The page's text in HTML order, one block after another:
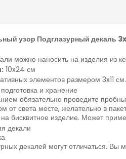
узор Подглазурный декаль
можно наносить на изделия из
10x24 см
элементов размером 3x11 см.
и хранение
обязательно проведите
от света месте, желательно в
бисквитное изделие. Может
декали
декалей могут отличаться. Вы